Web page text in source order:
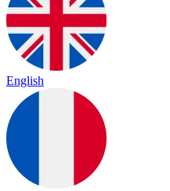
English